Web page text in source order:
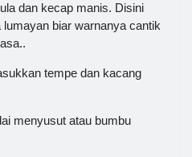
dan kecap manis. Disini
biar warnanya cantik
tempe dan kacang
menyusut atau bumbu